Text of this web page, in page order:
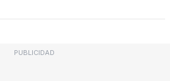
PUBLICIDAD